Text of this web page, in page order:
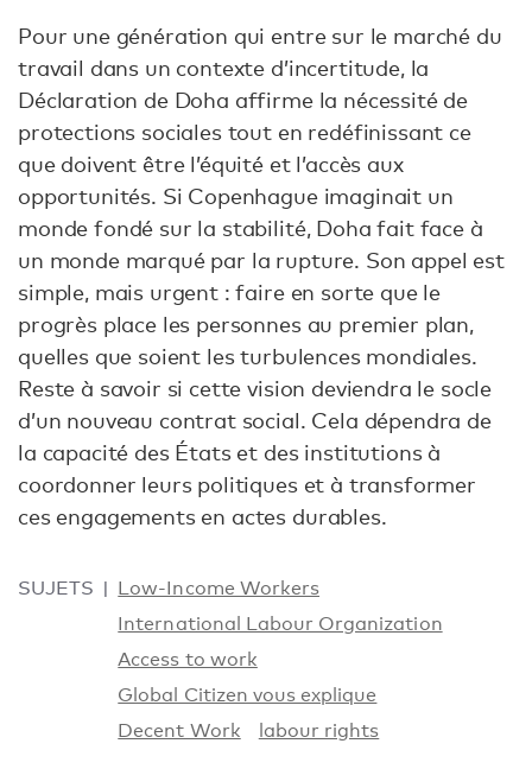
Pour une génération qui entre sur le marché du
travail dans un contexte d’incertitude, la
Déclaration de Doha affirme la nécessité de
protections sociales tout en redéfinissant ce
que doivent être l’équité et l’accès aux
opportunités. Si Copenhague imaginait un
monde fondé sur la stabilité, Doha fait face à
un monde marqué par la rupture. Son appel est
simple, mais urgent : faire en sorte que le
progrès place les personnes au premier plan,
quelles que soient les turbulences mondiales.
Reste à savoir si cette vision deviendra le socle
d’un nouveau contrat social. Cela dépendra de
la capacité des États et des institutions à
coordonner leurs politiques et à transformer
ces engagements en actes durables.
SUJETS
Low-Income Workers
International Labour Organization
Access to work
Global Citizen vous explique
Decent Work
labour rights